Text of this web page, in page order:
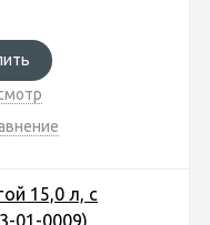
15,0 л, с
01-0009)